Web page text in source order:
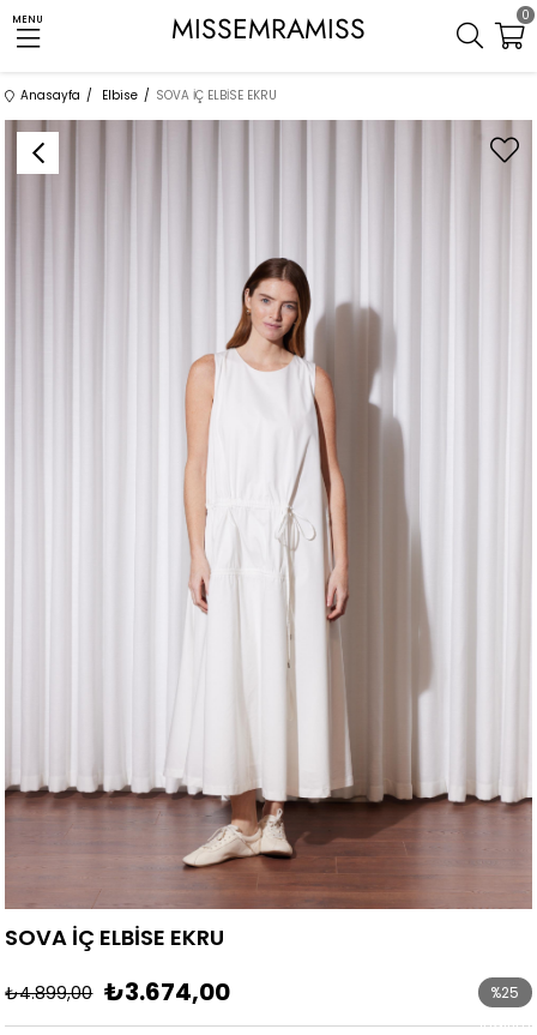
MENU MISSEMRAMISS 0
Anasayfa Elbise SOVA İÇ ELBİSE EKRU
SOVA İÇ ELBİSE EKRU
₺4.899,00 ₺3.674,00 %25
İndirim